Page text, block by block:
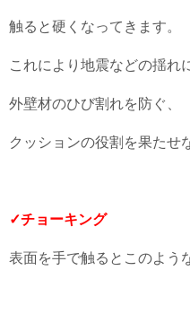
触ると硬くなってきます。
これにより地震などの揺れ
外壁材のひび割れを防ぐ、
クッションの役割を果たせ
✓チョーキング
表面を手で触るとこのよう